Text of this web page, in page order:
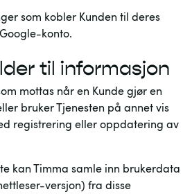
som kobler Kunden til deres
konto.
til informasjon
mottas når en Kunde gjør en
bruker Tjenesten på annet vis
registrering eller oppdatering av
kan Timma samle inn brukerdata
versjon) fra disse